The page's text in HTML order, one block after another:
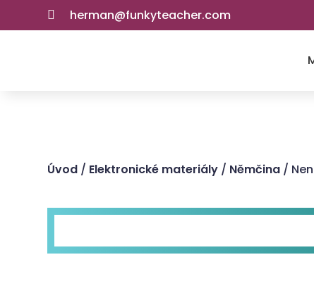
 herman@funkyteacher.com
Úvod / Elektronické materiály / Němčina /